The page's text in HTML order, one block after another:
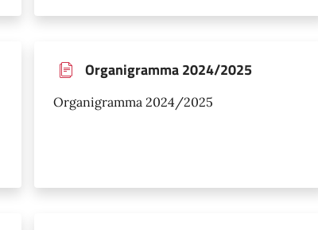
Organigramma 2024/2025
Organigramma 2024/2025